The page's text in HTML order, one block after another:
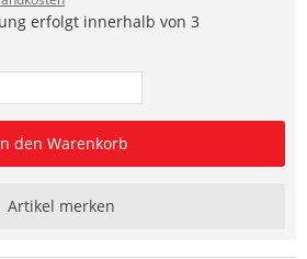
erfolgt innerhalb von 3
den Warenkorb
Artikel merken